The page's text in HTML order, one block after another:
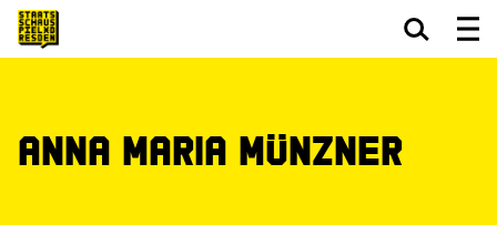
Anna Maria Münzner